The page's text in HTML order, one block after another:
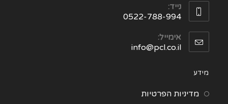
נייד:
0522-788-994
אימייל:
info@pcl.co.il
מידע
מדיניות הפרטיות